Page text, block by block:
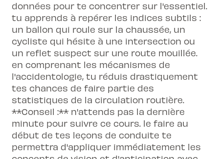
données pour te concentrer sur l'essentiel.
tu apprends à repérer les indices subtils :
un ballon qui roule sur la chaussée, un
cycliste qui hésite à une intersection ou
un reflet suspect sur une route mouillée.
en comprenant les mécanismes de
l'accidentologie, tu réduis drastiquement
tes chances de faire partie des
statistiques de la circulation routière.
**Conseil :** n'attends pas la dernière
minute pour suivre ce cours. le faire au
début de tes leçons de conduite te
permettra d'appliquer immédiatement les